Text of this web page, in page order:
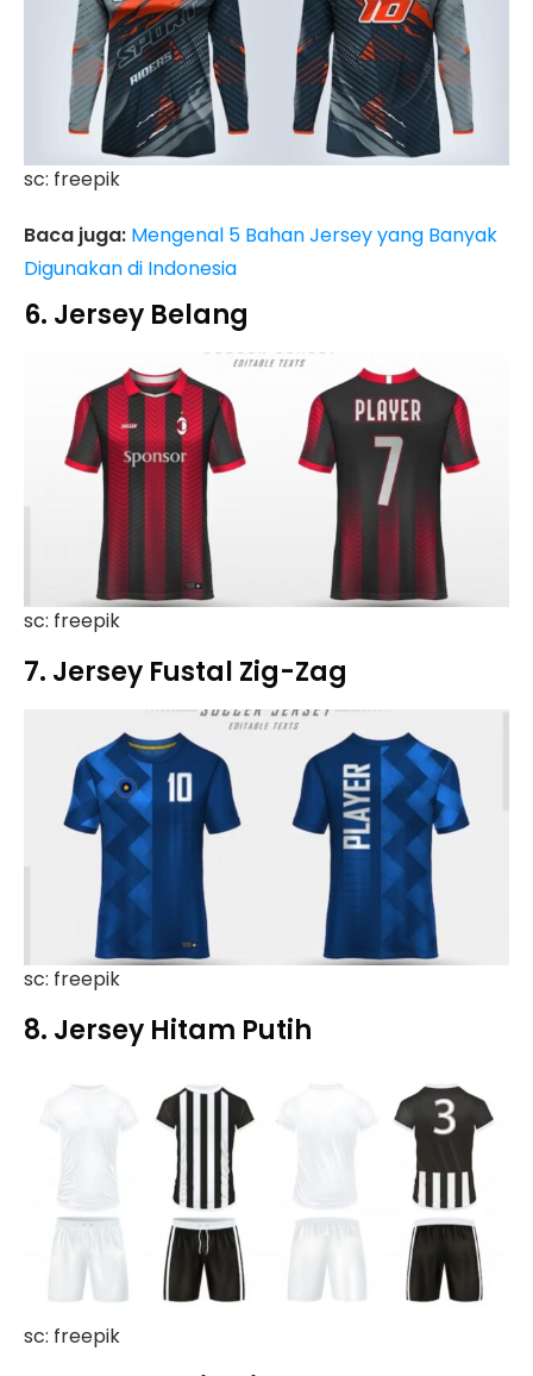
sc: freepik
Baca juga: Mengenal 5 Bahan Jersey yang Banyak
Digunakan di Indonesia
6. Jersey Belang
sc: freepik
7. Jersey Fustal Zig-Zag
sc: freepik
8. Jersey Hitam Putih
sc: freepik